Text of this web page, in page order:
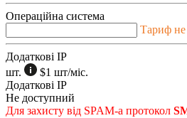
Операційна система
Тариф не
Додаткові IP
шт.
$1 шт/міс.
Додаткові IP
Не доступний
Для захисту від SPAM-а протокол